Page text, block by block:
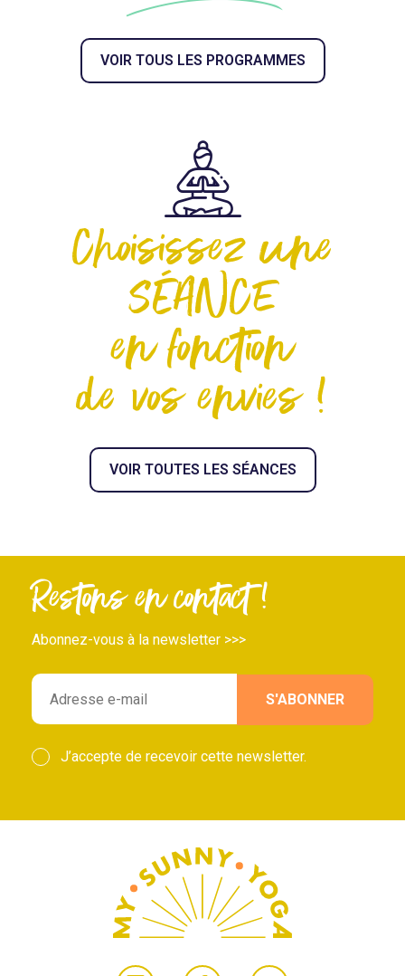
VOIR TOUS LES PROGRAMMES
Choisissez une
SÉANCE
en fonction
de vos envies !
VOIR TOUTES LES SÉANCES
Restons en contact !
Abonnez-vous à la newsletter >>>
J’accepte de recevoir cette newsletter.